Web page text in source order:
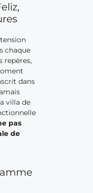
chaque
repères,
dans
villa de
pas
de